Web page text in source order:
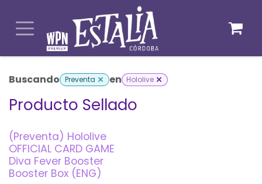
Buscando Preventa en Hololive
Producto Sellado
PREVENTA
(Preventa) Hololive
OFFICIAL CARD GAME
Diva Fever Booster
Booster Box (ENG)